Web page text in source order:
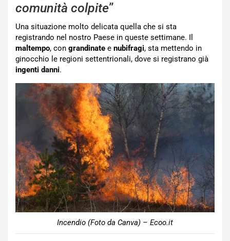
comunità colpite”
Una situazione molto delicata quella che si sta
registrando nel nostro Paese in queste settimane. Il
maltempo, con grandinate e nubifragi, sta mettendo in
ginocchio le regioni settentrionali, dove si registrano già
ingenti danni.
Incendio (Foto da Canva) – Ecoo.it